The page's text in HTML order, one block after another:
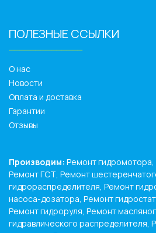
ПОЛЕЗНЫЕ ССЫЛКИ
О нас
Новости
Оплата и доставка
Гарантии
Отзывы
Производим: Ремонт
Ремонт ГСТ, Ремонт
гидрораспределителя, Ремонт
насоса-дозатора, Ремонт
Ремонт гидроруля, Ремонт
гидравлического распределителя,